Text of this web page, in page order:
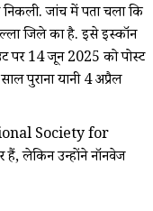
जांच में पता चला कि
जिले का है. इसे इस्कॉन
पर 14 जून 2025 को पोस्ट
पुराना यानी 4 अप्रैल
Society for
लेकिन उन्होंने नॉनवेज